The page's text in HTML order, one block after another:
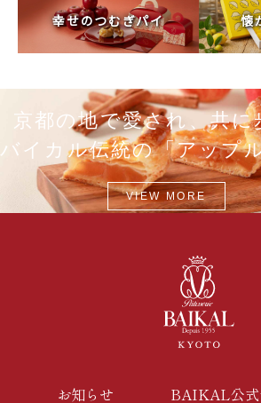
幸せのつむぎパイ 懐
京都の地で愛され、共に
バイカル伝統の「アップ
VIEW MORE
お知らせ BAIKAL公式